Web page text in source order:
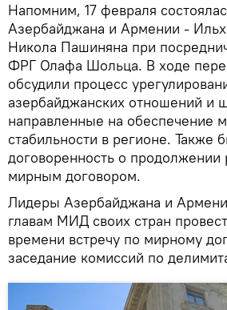
Напомним, 17 февраля
Азербайджана и Армении -
Никола Пашиняна при
ФРГ Олафа Шольца. В ходе
обсудили процесс
азербайджанских отношений и
направленные на обеспечение
стабильности в регионе. Также
договоренность о продолжении
мирным договором.
Лидеры Азербайджана и
главам МИД своих стран
времени встречу по мирному
заседание комиссий по